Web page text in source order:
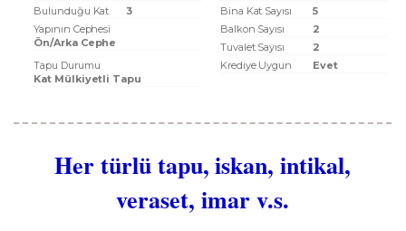
Bulunduğu Kat
3 Bina Kat Sayısı
5
Yapının Cephesi
Ön/Arka Cephe
Balkon Sayısı
2
Tuvalet Sayısı
2
Tapu Durumu
Kat Mülkiyetli Tapu
Krediye Uygun Evet
Her türlü tapu, iskan, intikal,
veraset, imar v.s.